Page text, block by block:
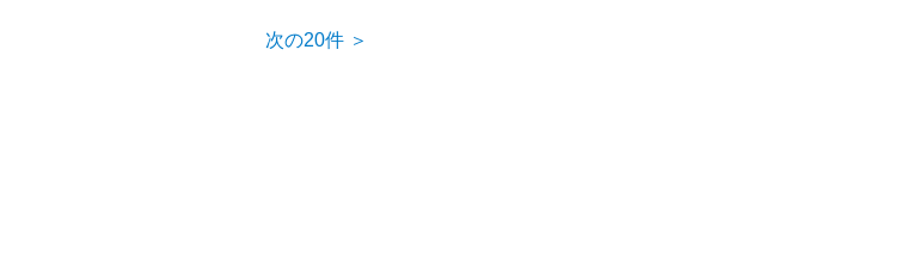
次の20件 ＞